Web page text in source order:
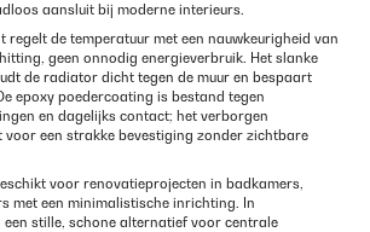
aansluit bij moderne interieurs.
regelt de temperatuur met een nauwkeurigheid van
geen onnodig energieverbruik. Het slanke
de radiator dicht tegen de muur en bespaart
epoxy poedercoating is bestand tegen
en dagelijks contact; het verborgen
voor een strakke bevestiging zonder zichtbare
voor renovatieprojecten in badkamers,
met een minimalistische inrichting. In
een stille, schone alternatief voor centrale